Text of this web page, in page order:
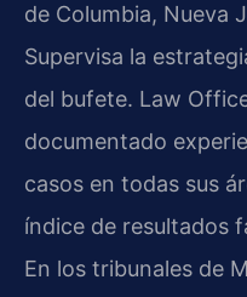
de Columbia, Nueva
Supervisa la
del bufete. Law
documentado
casos en todas sus
índice de resultados
En los tribunales de